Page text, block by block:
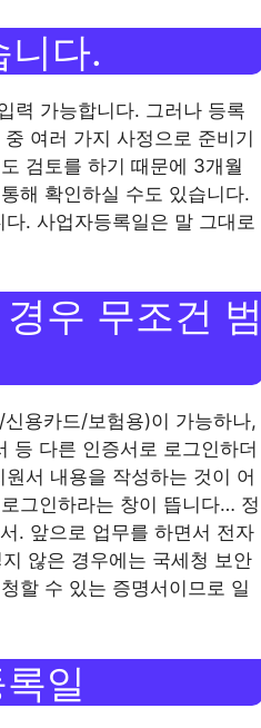
니다.
력 가능합니다. 그러나 등록
여러 가지 사정으로 준비기
검토를 하기 때문에 3개월
해 확인하실 수도 있습니다.
. 사업자등록일은 말 그대로
우 무조건 범
용카드/보험용)이 가능하나,
등 다른 인증서로 로그인하더
서 내용을 작성하는 것이 어
그인하라는 창이 뜹니다… 정
. 앞으로 업무를 하면서 전자
않은 경우에는 국세청 보안
할 수 있는 증명서이므로 일
일